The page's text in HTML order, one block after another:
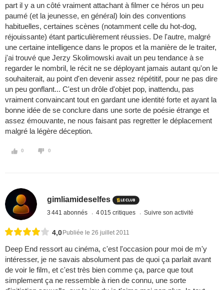
part il y a un côté vraiment attachant à filmer ce héros un peu
paumé (et la jeunesse, en général) loin des conventions
habituelles, certaines scènes (notamment celle du hot-dog,
réjouissante) étant particulièrement réussies. De l'autre, malgré
une certaine intelligence dans le propos et la manière de le traiter,
j'ai trouvé que Jerzy Skolimowski avait un peu tendance à se
regarder le nombril, le récit ne se déployant jamais autant qu'on le
souhaiterait, au point d'en devenir assez répétitif, pour ne pas dire
un peu gonflant... C'est un drôle d'objet pop, inattendu, pas
vraiment convaincant tout en gardant une identité forte et ayant la
bonne idée de se conclure dans une sorte de poésie étrange et
assez émouvante, ne nous faisant pas regretter le déplacement
malgré la légère déception.
0 0
gimliamideselfes
3 441 abonnés 4 015 critiques Suivre son activité
4,0 Publiée le 26 juillet 2011
Deep End ressort au cinéma, c'est l'occasion pour moi de m'y
intéresser, je ne savais absolument pas de quoi ça parlait avant
de voir le film, et c'est très bien comme ça, parce que tout
simplement ça ne ressemble à rien de connu, une sorte